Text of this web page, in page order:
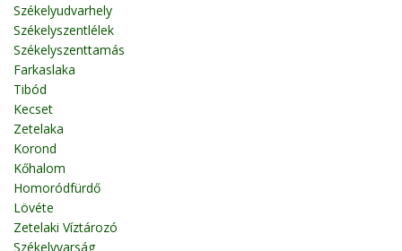
Székelyudvarhely
Székelyszentlélek
Székelyszenttamás
Farkaslaka
Tibód
Kecset
Zetelaka
Korond
Kőhalom
Homoródfürdő
Lövéte
Zetelaki Víztározó
Székelyvarság